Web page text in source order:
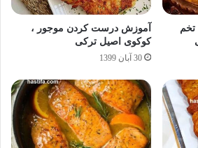
آموزش درست کردن موجور ،
کوکوی اصیل ترکی
30 آبان 1399